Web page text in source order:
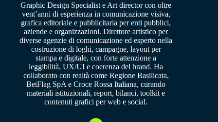
Graphic Design Specialist e Art director con oltre
vent’anni di esperienza in comunicazione visiva,
grafica editoriale e pubblicitaria per enti pubblici,
aziende e organizzazioni. Direttore artistico per
diverse agenzie di comunicazione ed esperto nella
costruzione di loghi, campagne, layout per
stampa e digitale, con forte attenzione a
leggibilità, UX/UI e coerenza del brand. Ha
collaborato con realtà come Regione Basilicata,
BetFlag SpA e Croce Rossa Italiana, curando
materiali istituzionali, report, bilanci, toolkit e
contenuti grafici per web e social.